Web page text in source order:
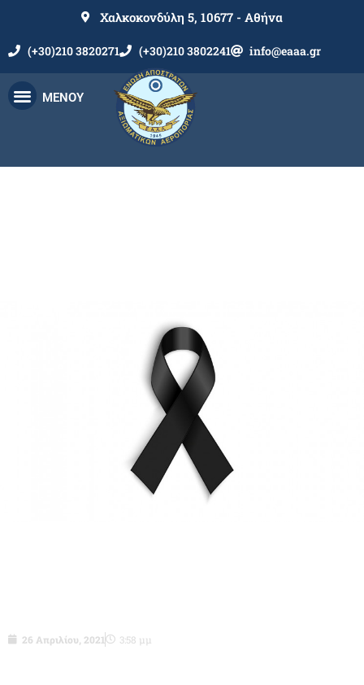
Χαλκοκονδύλη 5, 10677 - Αθήνα
(+30)210 3820271 (+30)210 3802241 info@eaaa.gr
ΜΕΝΟΥ
26 Απριλίου, 2021 3:58 μμ